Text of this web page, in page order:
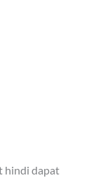
hindi dapat